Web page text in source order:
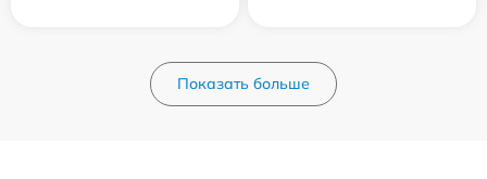
Показать больше